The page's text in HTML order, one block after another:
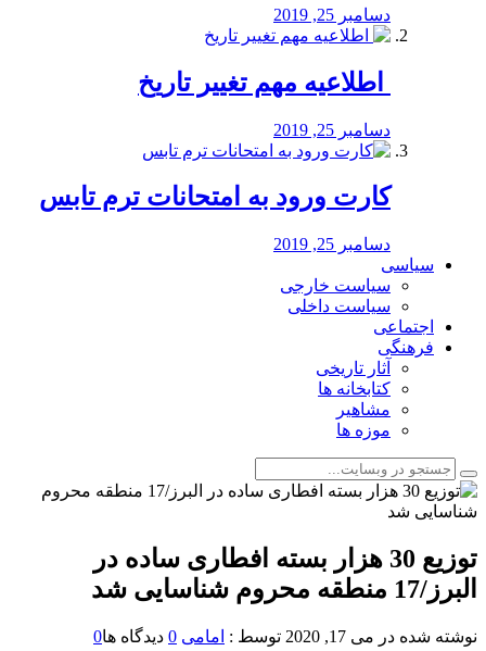
دسامبر 25, 2019
️ اطلاعیه مهم تغییر تاریخ
دسامبر 25, 2019
کارت ورود به امتحانات ترم تابس
دسامبر 25, 2019
سیاسی
سیاست خارجی
سیاست داخلی
اجتماعی
فرهنگی
آثار تاریخی
کتابخانه ها
مشاهیر
موزه ها
توزیع 30 هزار بسته افطاری ساده در
البرز/17 منطقه محروم شناسایی شد
نوشته شده در می 17, 2020 توسط : امامی 0 دیدگاه ها0